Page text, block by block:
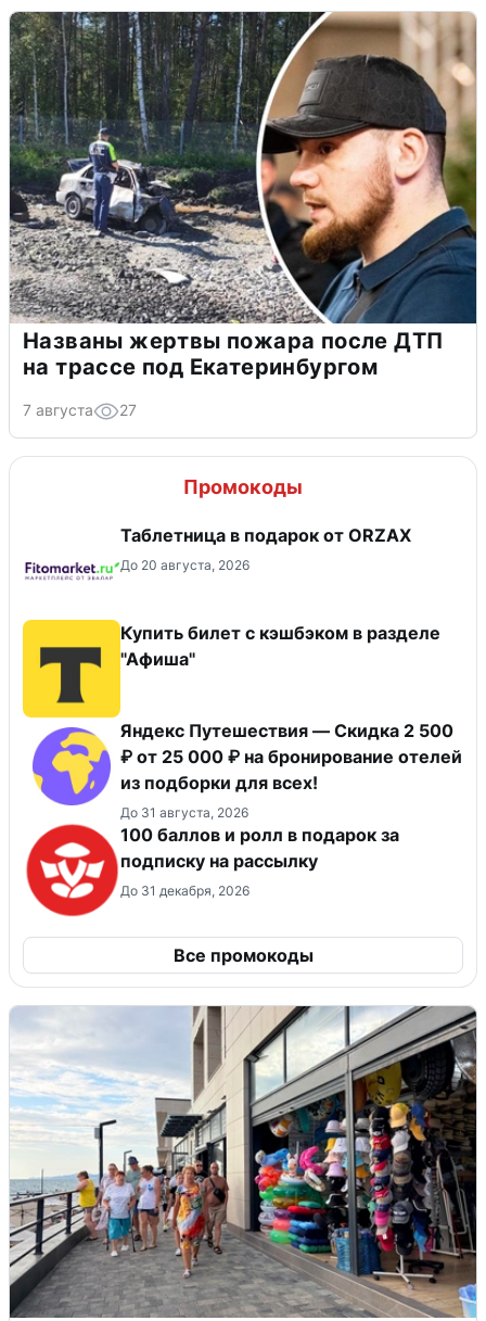
Названы жертвы пожара после ДТП
на трассе под Екатеринбургом
7 августа 27
Промокоды
Таблетница в подарок от ORZAX
До 20 августа, 2026
Купить билет с кэшбэком в разделе
"Афиша"
Яндекс Путешествия — Скидка 2 500
₽ от 25 000 ₽ на бронирование отелей
из подборки для всех!
До 31 августа, 2026
100 баллов и ролл в подарок за
подписку на рассылку
До 31 декабря, 2026
Все промокоды